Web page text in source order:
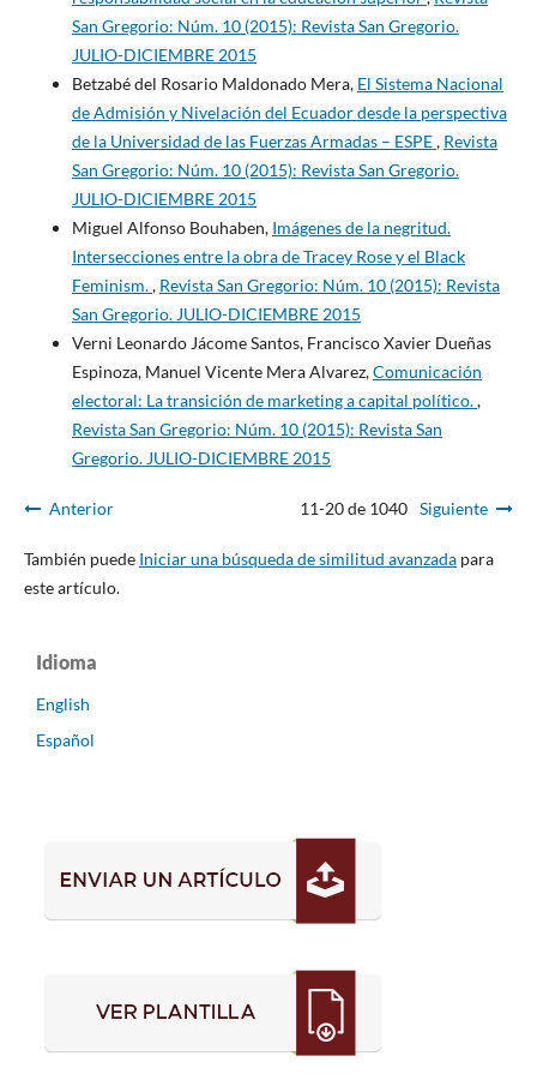
San Gregorio: Núm. 10 (2015): Revista San Gregorio.
JULIO-DICIEMBRE 2015
Betzabé del Rosario Maldonado Mera, El Sistema Nacional
de Admisión y Nivelación del Ecuador desde la perspectiva
de la Universidad de las Fuerzas Armadas – ESPE, Revista
San Gregorio: Núm. 10 (2015): Revista San Gregorio.
JULIO-DICIEMBRE 2015
Miguel Alfonso Bouhaben, Imágenes de la negritud.
Intersecciones entre la obra de Tracey Rose y el Black
Feminism., Revista San Gregorio: Núm. 10 (2015): Revista
San Gregorio. JULIO-DICIEMBRE 2015
Verni Leonardo Jácome Santos, Francisco Xavier Dueñas
Espinoza, Manuel Vicente Mera Alvarez,Comunicación
electoral: La transición de marketing a capital político.,
Revista San Gregorio: Núm. 10 (2015): Revista San
Gregorio. JULIO-DICIEMBRE 2015
Anterior 11-20 de 1040 Siguiente
También puede Iniciar una búsqueda de similitud avanzadapara
este artículo.
Idioma
English
Español